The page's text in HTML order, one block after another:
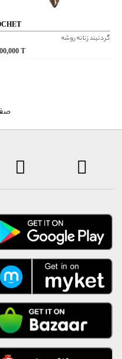
گردنبند زنانه روشه
T
1